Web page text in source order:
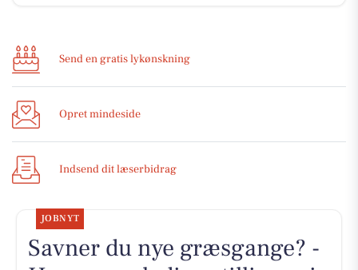
Send en gratis lykønskning
Opret mindeside
Indsend dit læserbidrag
JOBNYT
Savner du nye græsgange? -